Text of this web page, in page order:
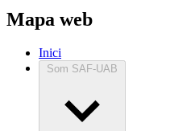
Mapa web
Inici
Som SAF-UAB